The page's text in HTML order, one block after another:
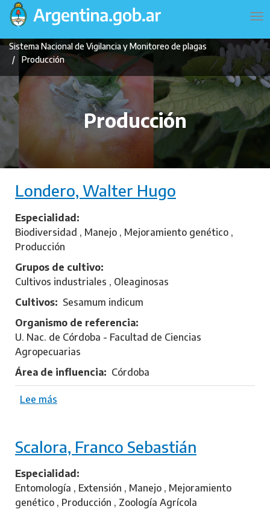
Pasar
contenido
principal
Navegación
principal
Sistema Nacional de Vigilancia y Monitoreo de plagas
Producción
Producción
Londero, Walter Hugo
Especialidad
Biodiversidad , Manejo , Mejoramiento genético ,
Producción
Grupos de cultivo
Cultivos industriales , Oleaginosas
Cultivos
Sesamum indicum
Organismo de referencia
U. Nac. de Córdoba - Facultad de Ciencias
Agropecuarias
Área de influencia
Córdoba
Lee más
r
e
L
o
n
Scalora, Franco Sebastián
Especialidad
Entomología , Extensión , Manejo , Mejoramiento
genético , Producción , Zoología Agrícola